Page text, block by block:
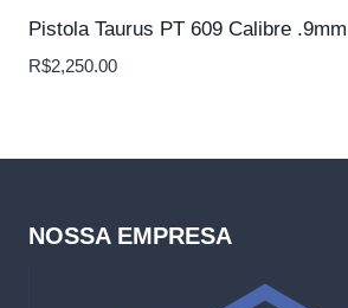
Pistola Taurus PT 609 Calibre
R$2,250.00
NOSSA EMPRESA